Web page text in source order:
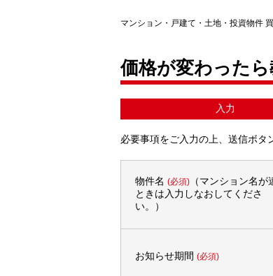
マンション・戸建て・土地・投資物件
価格が変わった
入力
必要事項をご入力の上、送信ボタ
物件名 (必須)（マンション名が
ときは入力しなおしてくださ
い。）
お知らせ期間 (必須)